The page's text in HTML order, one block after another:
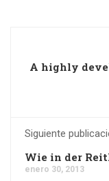
A highly
Siguiente
Wie in der
enero 30, 2013